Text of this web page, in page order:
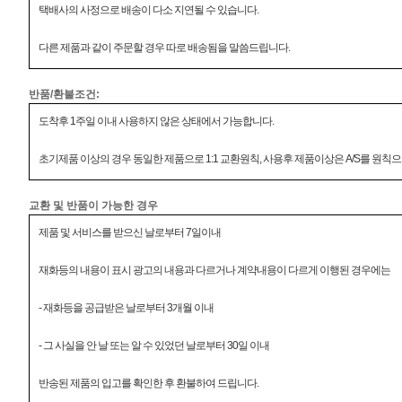
택배사의 사정으로 배송이 다소 지연될 수 있습니다.
다른 제품과 같이 주문할 경우 따로 배송됨을 말씀드립니다.
반품/환불조건:
도착후 1주일 이내 사용하지 않은 상태에서 가능합니다.
초기제품 이상의 경우 동일한 제품으로 1:1 교환원칙, 사용후 제품이상은 A/S를 원칙
교환 및 반품이 가능한 경우
제품 및 서비스를 받으신 날로부터 7일이내
재화등의 내용이 표시 광고의 내용과 다르거나 계약내용이 다르게 이행된 경우에는
- 재화등을 공급받은 날로부터 3개월 이내
- 그 사실을 안 날 또는 알 수 있었던 날로부터 30일 이내
반송된 제품의 입고를 확인한 후 환불하여 드립니다.